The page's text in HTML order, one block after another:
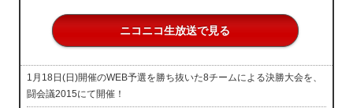
ニコニコ生放送で見る
1月18日(日)開催のWEB予選を勝ち抜いた8チームによる決勝大会を、
闘会議2015にて開催！